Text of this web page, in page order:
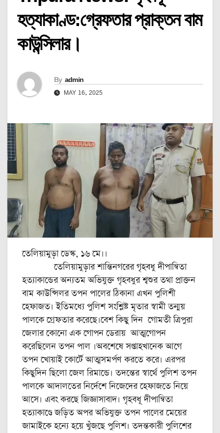
হত্যাকাণ্ড:গ্রেফতার প্রাক্তন বাম
কাউন্সিলার।
By admin
MAY 16, 2025
তেলিয়ামুড়া ডেস্ক, ১৬ মে।।
তেলিয়ামুড়ার শান্তিনগরের গৃহবধু দীপান্বিতা
হত্যাকান্ডের অন্যতম অভিযুক্ত গৃহবধুর শ্বশুর তথা প্রাক্তন
বাম কাউন্সিলর তপন পালের ঠিকানা এখন পুলিশী
হেফাজত। ইতিমধ্যে পুলিশ সংশ্লিষ্ট মৃতার স্বামী তন্ময়
পালকে গ্রেফতার করেছে।বেশ কিছু দিন গোমতী ত্রিপুরা
জেলার কোনো এক গোপন ডেরায় আত্মগোপন
করেছিলেন তপন পাল ।অবশেষে সপ্তাহখানেক আগে
তপন খোয়াই কোর্টে আত্মসমর্পণ করতে করে। এরপর
কিছুদিন ছিলো জেল রিমান্ডে। তদন্তের স্বার্থে পুলিশ তপন
পালকে আদালতের নির্দেশে নিজেদের হেফাজতে নিয়ে
আসে। এবং করছে জিজ্ঞাসাবাদ। গৃহবধূ দীপান্বিতা
হত্যাকাণ্ডে জড়িত অপর অভিযুক্ত তপন পালের মেয়ের
জামাইকে হন্যে হয়ে খুঁজছে পুলিশ। তদন্তকারী পুলিশের